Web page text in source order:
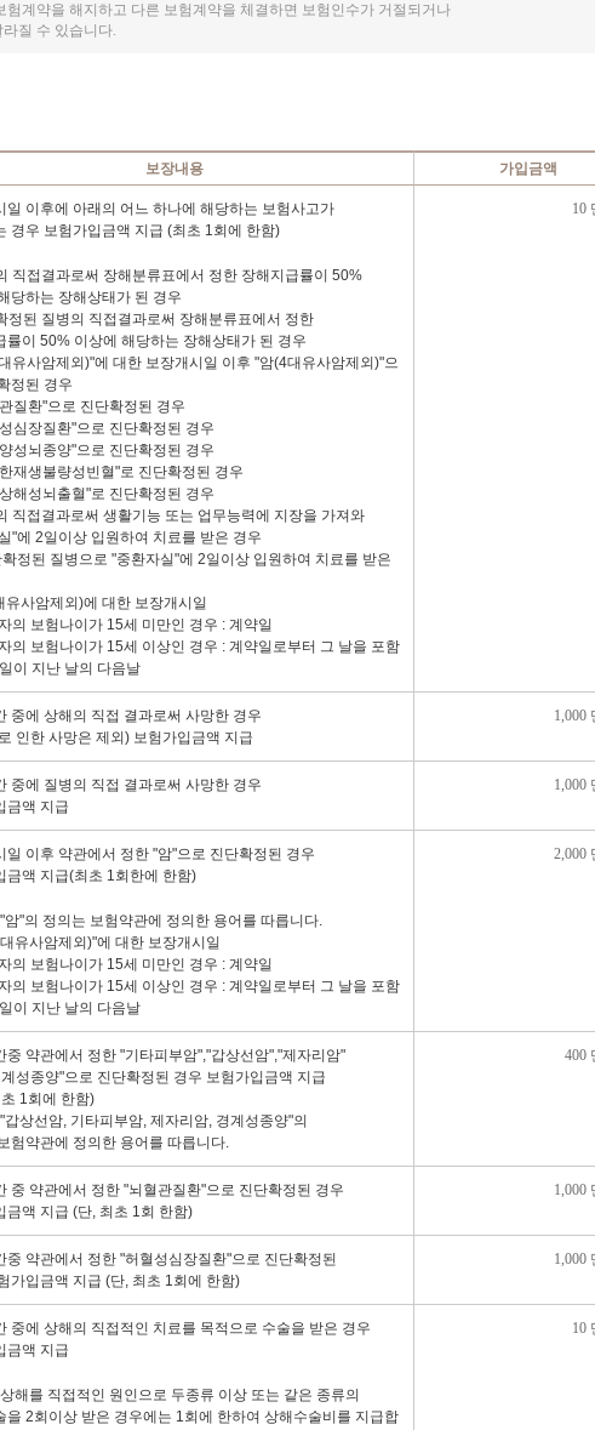
계약을 해지하고 다른 보험계약을 체결하면 보험인수가 거절되거나
질 수 있습니다.
보장내용 가입금액
일 이후에 아래의 어느 하나에 해당하는 보험사고가
경우 보험가입금액 지급 (최초 1회에 한함)
직접결과로써 장해분류표에서 정한 장해지급률이 50%
당하는 장해상태가 된 경우
정된 질병의 직접결과로써 장해분류표에서 정한
률이 50% 이상에 해당하는 장해상태가 된 경우
유사암제외)"에 대한 보장개시일 이후 "암(4대유사암제외)"으
정된 경우
질환"으로 진단확정된 경우
심장질환"으로 진단확정된 경우
성뇌종양"으로 진단확정된 경우
재생불량성빈혈"로 진단확정된 경우
해성뇌출혈"로 진단확정된 경우
직접결과로써 생활기능 또는 업무능력에 지장을 가져와
"에 2일이상 입원하여 치료를 받은 경우
정된 질병으로 "중환자실"에 2일이상 입원하여 치료를 받은
사암제외)에 대한 보장개시일
의 보험나이가 15세 미만인 경우 : 계약일
의 보험나이가 15세 이상인 경우 : 계약일로부터 그 날을 포함
이 지난 날의 다음날
10
중에 상해의 직접 결과로써 사망한 경우
인한 사망은 제외) 보험가입금액 지급
1,000
중에 질병의 직접 결과로써 사망한 경우
금액 지급
1,000
일 이후 약관에서 정한 "암"으로 진단확정된 경우
금액 지급(최초 1회한에 한함)
"의 정의는 보험약관에 정의한 용어를 따릅니다.
유사암제외)"에 대한 보장개시일
의 보험나이가 15세 미만인 경우 : 계약일
의 보험나이가 15세 이상인 경우 : 계약일로부터 그 날을 포함
이 지난 날의 다음날
2,000
중 약관에서 정한 "기타피부암","갑상선암","제자리암"
성종양"으로 진단확정된 경우 보험가입금액 지급
1회에 한함)
상선암, 기타피부암, 제자리암, 경계성종양"의
험약관에 정의한 용어를 따릅니다.
400
중 약관에서 정한 "뇌혈관질환"으로 진단확정된 경우
금액 지급 (단, 최초 1회 한함)
1,000
중 약관에서 정한 "허혈성심장질환"으로 진단확정된
가입금액 지급 (단, 최초 1회에 한함)
1,000
중에 상해의 직접적인 치료를 목적으로 수술을 받은 경우
금액 지급
해를 직접적인 원인으로 두종류 이상 또는 같은 종류의
을 2회이상 받은 경우에는 1회에 한하여 상해수술비를 지급합
10